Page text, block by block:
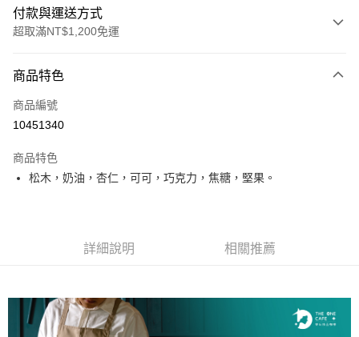
付款與運送方式
超取滿NT$1,200免運
信用卡一次付款
超商取貨付款
Apple Pay
【關於「AFTEE先享後付」】
AFTEE先享後付是「在收到商品之後才付款」的支付方式。 讓您購物簡單
便利好安心！
ATM付款
商品特色
商品編號
10451340
商品特色
松木，奶油，杏仁，可可，巧克力，焦糖，堅果。
詳細說明 相關推薦